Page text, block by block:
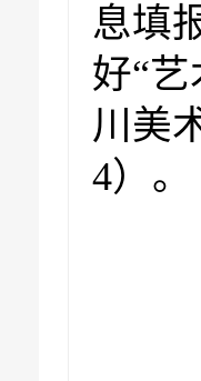
息填
好“
川美
4）。